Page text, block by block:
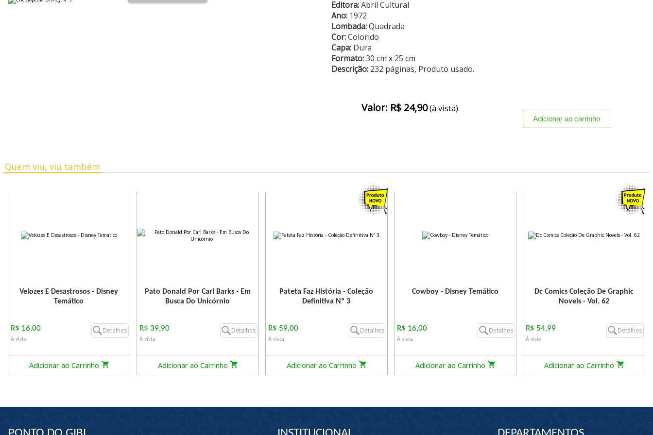
Editora:Abril Cultural
Ano:1972
Lombada:Quadrada
Cor:Colorido
Capa:Dura
Formato:30 cm x 25 cm
Descrição: 232 páginas, Produto usado.
Valor: R$ 24,90(à vista)
Quem viu, viu também
Velozes E Desastrosos - Disney
Temático
R$ 16,00
À vista
Detalhes
Adicionar ao Carrinho
Pato Donald Por Carl Barks - Em
Busca Do Unicórnio
R$ 39,90
À vista
Detalhes
Adicionar ao Carrinho
Pateta Faz História - Coleção
Definitiva Nº 3
R$ 59,00
À vista
Detalhes
Adicionar ao Carrinho
Cowboy - Disney Temático
R$ 16,00
À vista
Detalhes
Adicionar ao Carrinho
Dc Comics Coleção De Graphic
Novels - Vol. 62
R$ 54,99
À vista
Detalhes
Adicionar ao Carrinho